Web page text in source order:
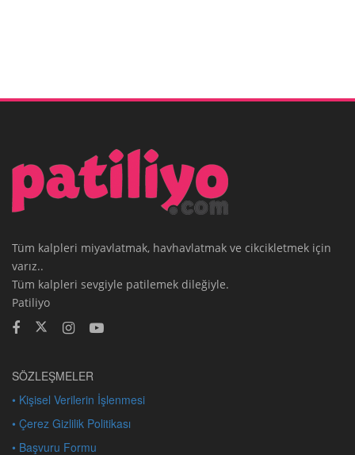
Tüm kalpleri miyavlatmak, havhavlatmak ve cikcikletmek için
varız..
Tüm kalpleri sevgiyle patilemek dileğiyle.
Patiliyo
SÖZLEŞMELER
• Kişisel Verilerin İşlenmesi
• Çerez Gizlilik Politikası
• Başvuru Formu